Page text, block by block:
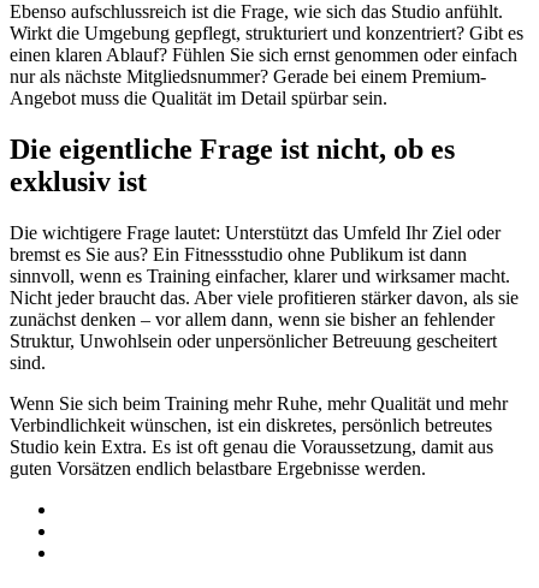
Ebenso aufschlussreich ist die Frage, wie sich das Studio anfühlt.
Wirkt die Umgebung gepflegt, strukturiert und konzentriert? Gibt es
einen klaren Ablauf? Fühlen Sie sich ernst genommen oder einfach
nur als nächste Mitgliedsnummer? Gerade bei einem Premium-
Angebot muss die Qualität im Detail spürbar sein.
Die eigentliche Frage ist nicht, ob es
exklusiv ist
Die wichtigere Frage lautet: Unterstützt das Umfeld Ihr Ziel oder
bremst es Sie aus? Ein Fitnessstudio ohne Publikum ist dann
sinnvoll, wenn es Training einfacher, klarer und wirksamer macht.
Nicht jeder braucht das. Aber viele profitieren stärker davon, als sie
zunächst denken – vor allem dann, wenn sie bisher an fehlender
Struktur, Unwohlsein oder unpersönlicher Betreuung gescheitert
sind.
Wenn Sie sich beim Training mehr Ruhe, mehr Qualität und mehr
Verbindlichkeit wünschen, ist ein diskretes, persönlich betreutes
Studio kein Extra. Es ist oft genau die Voraussetzung, damit aus
guten Vorsätzen endlich belastbare Ergebnisse werden.